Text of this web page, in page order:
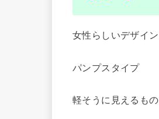
女性らしいデザイン
パンプスタイプ
軽そうに見えるもの